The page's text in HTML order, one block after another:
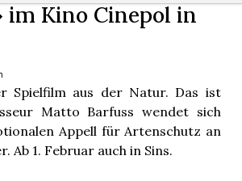
im Kino Cinepol in
Spielfilm aus der Natur. Das ist
Matto Barfuss wendet sich
Appell für Artenschutz an
Ab 1. Februar auch in Sins.